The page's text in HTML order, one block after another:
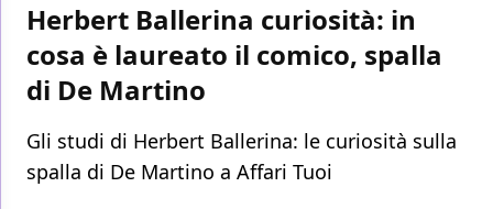
Herbert Ballerina curiosità: in
cosa è laureato il comico, spalla
di De Martino
Gli studi di Herbert Ballerina: le curiosità sulla
spalla di De Martino a Affari Tuoi